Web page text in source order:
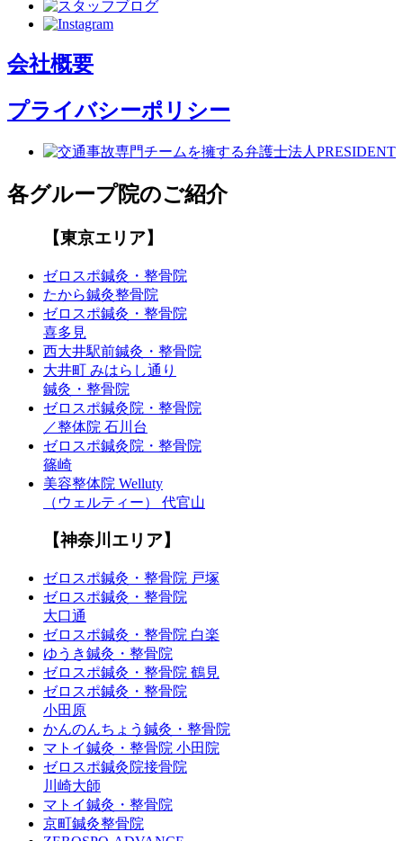
会社概要
プライバシーポリシー
各グループ院のご紹介
【東京エリア】
ゼロスポ鍼灸・整骨院
たから鍼灸整骨院
ゼロスポ鍼灸・整骨院
喜多見
西大井駅前鍼灸・整骨院
大井町 みはらし通り
鍼灸・整骨院
ゼロスポ鍼灸院・整骨院
／整体院 石川台
ゼロスポ鍼灸院・整骨院
篠崎
美容整体院 Welluty
（ウェルティー） 代官山
【神奈川エリア】
ゼロスポ鍼灸・整骨院 戸塚
ゼロスポ鍼灸・整骨院
大口通
ゼロスポ鍼灸・整骨院 白楽
ゆうき鍼灸・整骨院
ゼロスポ鍼灸・整骨院 鶴見
ゼロスポ鍼灸・整骨院
小田原
かんのんちょう鍼灸・整骨院
マトイ鍼灸・整骨院 小田院
ゼロスポ鍼灸院接骨院
川崎大師
マトイ鍼灸・整骨院
京町鍼灸整骨院